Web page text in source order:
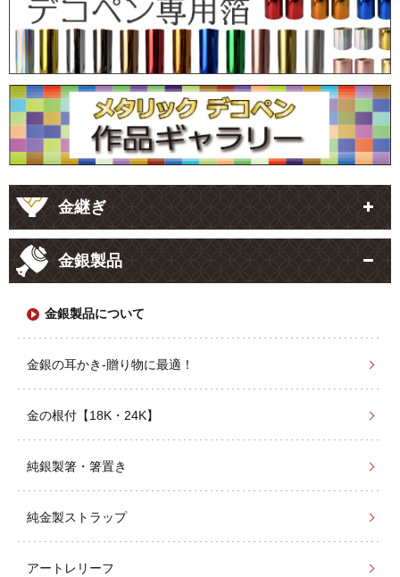
金継ぎ
金銀製品
金銀製品について
金銀の耳かき-贈り物に最適！
金の根付【18K・24K】
純銀製箸・箸置き
純金製ストラップ
アートレリーフ